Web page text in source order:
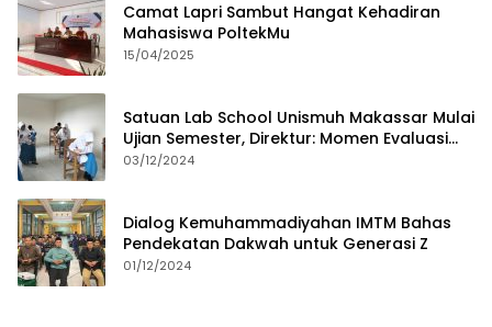
Camat Lapri Sambut Hangat Kehadiran
Mahasiswa PoltekMu
15/04/2025
Satuan Lab School Unismuh Makassar Mulai
Ujian Semester, Direktur: Momen Evaluasi
Proses Pembelajaran
03/12/2024
Dialog Kemuhammadiyahan IMTM Bahas
Pendekatan Dakwah untuk Generasi Z
01/12/2024